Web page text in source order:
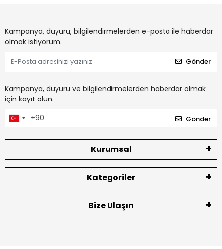
Kampanya, duyuru, bilgilendirmelerden e-posta ile haberdar
olmak istiyorum.
Gönder
Kampanya, duyuru ve bilgilendirmelerden haberdar olmak
için kayıt olun.
Gönder
Kurumsal
Kategoriler
Bize Ulaşın